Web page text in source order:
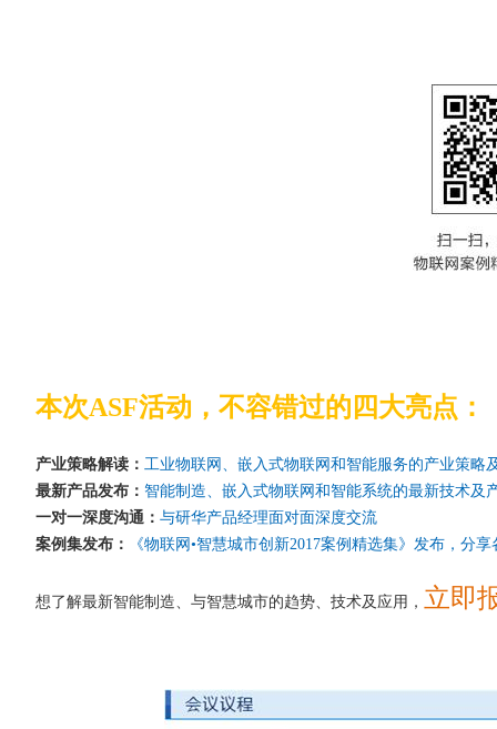
本次ASF活动，不容错过的四大亮点：
产业策略解读： 工业物联网、嵌入式物联网和智能服务的产业策略
最新产品发布： 智能制造、嵌入式物联网和智能系统的最新技术及
一对一深度沟通： 与研华产品经理面对面深度交流
案例集发布：
《物联网•智慧城市创新2017案例精选集》发布，分
想了解最新智能制造、与智慧城市的趋势、技术及应用， 立即